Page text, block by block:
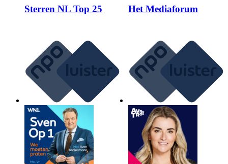
Sterren NL Top 25 Het Mediaforum